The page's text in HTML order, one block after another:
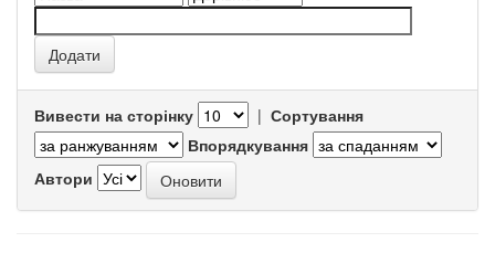
Вивести на сторінку | Сортування
Впорядкування
Автори